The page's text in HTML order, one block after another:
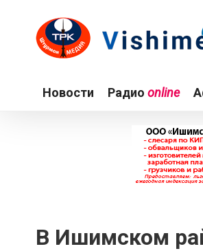
Новости Радио online
В Ишимском